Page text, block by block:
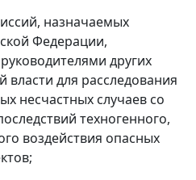
назначаемых
Федерации,
других
власти для расследования
несчастных случаев со
техногенного,
воздействия опасных